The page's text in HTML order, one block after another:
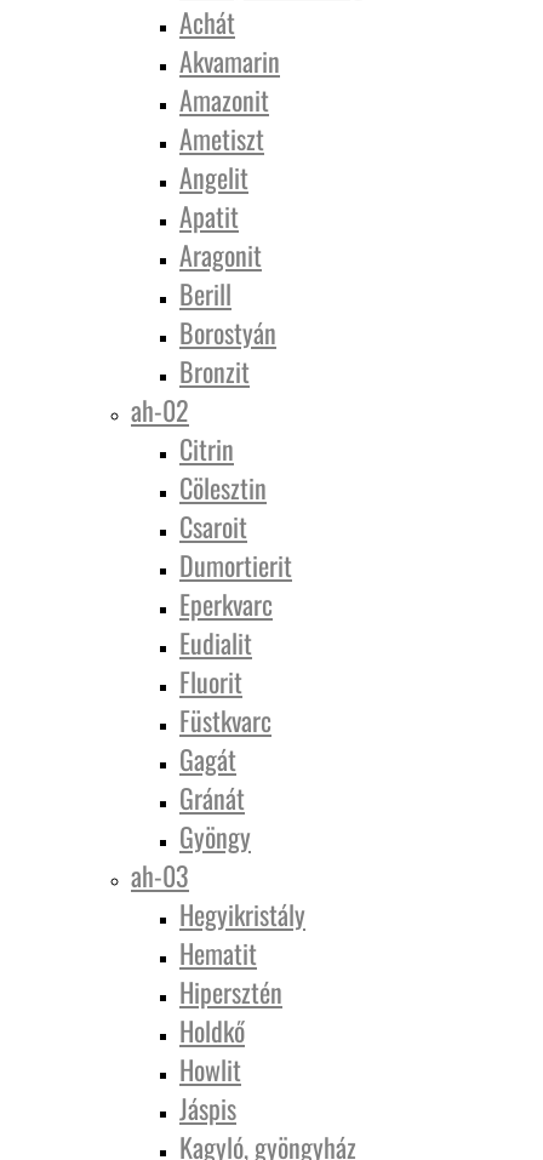
Achát
Akvamarin
Amazonit
Ametiszt
Angelit
Apatit
Aragonit
Berill
Borostyán
Bronzit
ah-02
Citrin
Cölesztin
Csaroit
Dumortierit
Eperkvarc
Eudialit
Fluorit
Füstkvarc
Gagát
Gránát
Gyöngy
ah-03
Hegyikristály
Hematit
Hipersztén
Holdkő
Howlit
Jáspis
Kagyló, gyöngyház